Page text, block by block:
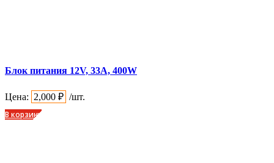
Блок питания 12V, 33A, 400W
Цена: 2,000 ₽ /шт.
В корзину